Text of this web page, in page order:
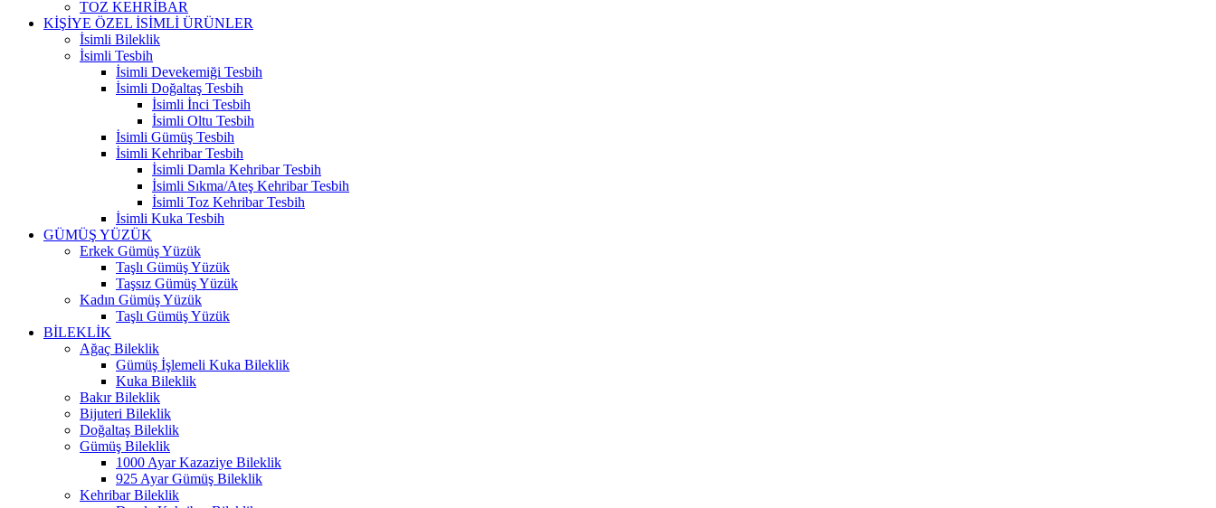
TOZ KEHRİBAR
KİŞİYE ÖZEL İSİMLİ ÜRÜNLER
İsimli Bileklik
İsimli Tesbih
İsimli Devekemiği Tesbih
İsimli Doğaltaş Tesbih
İsimli İnci Tesbih
İsimli Oltu Tesbih
İsimli Gümüş Tesbih
İsimli Kehribar Tesbih
İsimli Damla Kehribar Tesbih
İsimli Sıkma/Ateş Kehribar Tesbih
İsimli Toz Kehribar Tesbih
İsimli Kuka Tesbih
GÜMÜŞ YÜZÜK
Erkek Gümüş Yüzük
Taşlı Gümüş Yüzük
Taşsız Gümüş Yüzük
Kadın Gümüş Yüzük
Taşlı Gümüş Yüzük
BİLEKLİK
Ağaç Bileklik
Gümüş İşlemeli Kuka Bileklik
Kuka Bileklik
Bakır Bileklik
Bijuteri Bileklik
Doğaltaş Bileklik
Gümüş Bileklik
1000 Ayar Kazaziye Bileklik
925 Ayar Gümüş Bileklik
Kehribar Bileklik